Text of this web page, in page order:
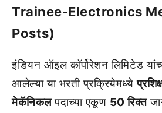
Trainee-Electronics
Posts)
इंडियन ऑइल कॉर्पोरेशन लिमिटेड
आलेल्या या भरती प्रक्रियेमध्ये
मेकॅनिकलपदाच्या एकूण 50 रिक्त